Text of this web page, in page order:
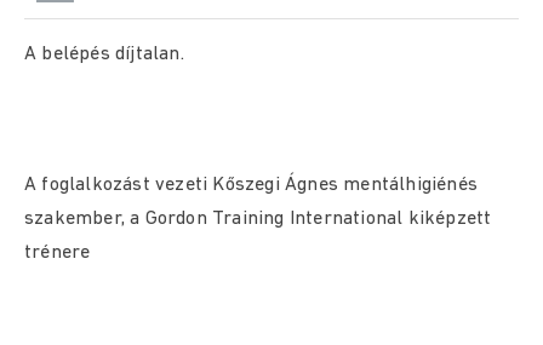
A belépés díjtalan.
A foglalkozást vezeti Kőszegi Ágnes mentálhigiénés
szakember, a Gordon Training International kiképzett
trénere